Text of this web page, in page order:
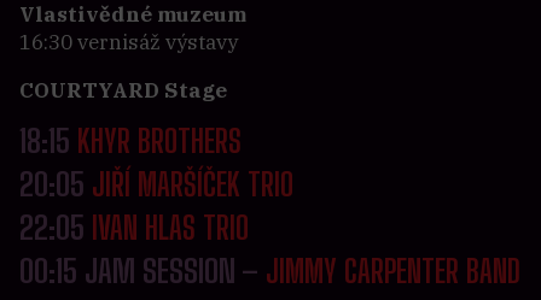
Vlastivědné muzeum
16:30 vernisáž výstavy
COURTYARD Stage
18:15 KHYR BROTHERS
20:05 JIŘÍ MARŠÍČEK TRIO
22:05 IVAN HLAS TRIO
00:15 JAM SESSION – JIMMY CARPENTER BAND